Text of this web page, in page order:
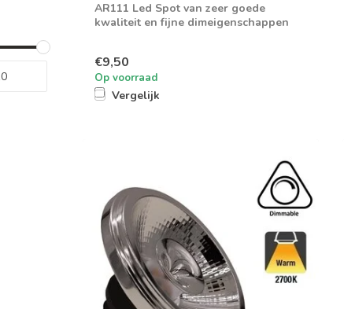
AR111 Led Spot van zeer goede
kwaliteit en fijne dimeigenschappen
€9,50
Op voorraad
Vergelijk